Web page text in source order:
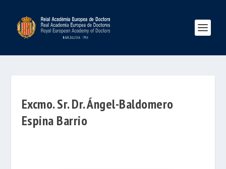
Excmo. Sr. Dr. Ángel-Baldomero
Espina Barrio